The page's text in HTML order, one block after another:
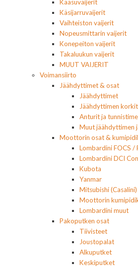
Kaasuvaijerit
Käsijarruvaijerit
Vaihteiston vaijerit
Nopeusmittarin vaijerit
Konepeiton vaijerit
Takaluukun vaijerit
MUUT VAIJERIT
Voimansiirto
Jäähdyttimet & osat
Jäähdyttimet
Jäähdyttimen korkit
Anturit ja
Muut jäähdyttimen
Moottorin osat &
Lombardini FOCS /
Lombardini DCI
Kubota
Yanmar
Mitsubishi (Casalini)
Moottorin
Lombardini muut
Pakoputken osat
Tiivisteet
Joustopalat
Alkuputket
Keskiputket